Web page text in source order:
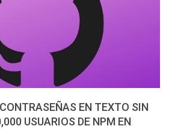
EN TEXTO SIN
USUARIOS DE NPM EN